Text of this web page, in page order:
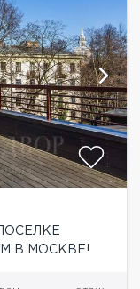
В МОСКВЕ!